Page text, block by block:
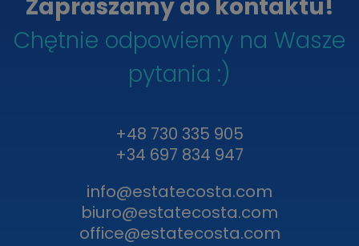
Zapraszamy do kontaktu!
Chętnie odpowiemy na Wasze
pytania :)
+48 730 335 905
+34 697 834 947
info@estatecosta.com
biuro@estatecosta.com
office@estatecosta.com